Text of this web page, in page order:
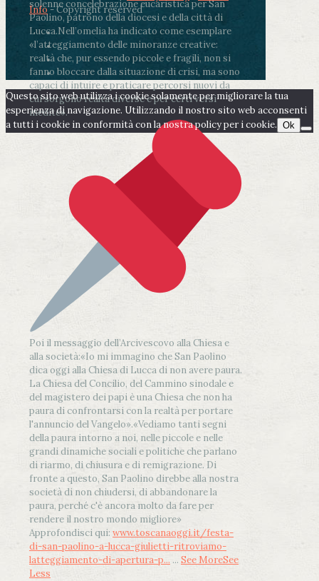
solenne concelebrazione eucaristica per San
Paolino, patrono della diocesi e della città di
Lucca.Nell’omelia ha indicato come esemplare
«l’atteggiamento delle minoranze creative:
realtà che, pur essendo piccole e fragili, non si
fanno bloccare dalla situazione di crisi, ma sono
capaci di intuire e praticare percorsi nuovi da
cui sorgono realtà diverse e per certi versi
inedite».
Poi il messaggio dell’Arcivescovo alla Chiesa e
alla società:«Io mi immagino che San Paolino
dica oggi alla Chiesa di Lucca di non avere paura.
La Chiesa del Concilio, del Cammino sinodale e
del magistero dei papi è una Chiesa che non ha
paura di confrontarsi con la realtà per portare
l'annuncio del Vangelo».«Vediamo tanti segni
della paura intorno a noi, nelle piccole e nelle
grandi dinamiche sociali e politiche che parlano
di riarmo, di chiusura e di remigrazione. Di
fronte a questo, San Paolino direbbe alla nostra
società di non chiudersi, di abbandonare la
paura, perché c'è ancora molto da fare per
rendere il nostro mondo migliore»
Approfondisci qui: www.toscanaoggi.it/festa-
di-san-paolino-a-lucca-giulietti-ritroviamo-
latteggiamento-di-apertura-p... ... See MoreSee
Less
Info- Copyright reserved
Questo sito web utilizza i cookie solamente per migliorare la tua
esperienza di navigazione. Utilizzando il nostro sito web acconsenti
a tutti i cookie in conformità con la nostra policy per i cookie. Ok